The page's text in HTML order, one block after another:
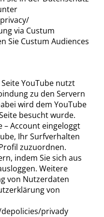
via Custum
Sie Custum Audiences
YouTube nutzt
zu den Servern
wird dem YouTube
besucht wurde.
– Account eingeloggt
Ihr Surfverhalten
zuzuordnen.
indem Sie sich aus
Weitere
von Nutzerdaten
von
privady